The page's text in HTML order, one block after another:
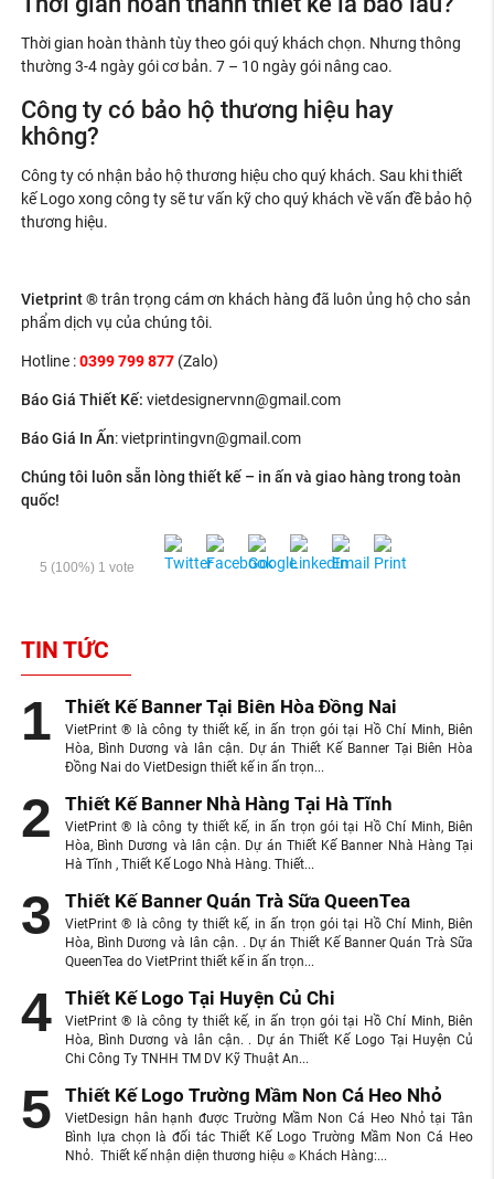
Thời gian hoàn thành tùy theo gói quý khách chọn. Nhưng thông
thường 3-4 ngày gói cơ bản. 7 – 10 ngày gói nâng cao.
Công ty có bảo hộ thương hiệu hay
không?
Công ty có nhận bảo hộ thương hiệu cho quý khách. Sau khi thiết
kế Logo xong công ty sẽ tư vấn kỹ cho quý khách về vấn đề bảo hộ
thương hiệu.
Vietprint ®trân trọng cám ơn khách hàng đã luôn ủng hộ cho sản
phẩm dịch vụ của chúng tôi.
Hotline :0399 799 877 (Zalo)
Báo Giá Thiết Kế: vietdesignervnn@gmail.com
Báo Giá In Ấn: vietprintingvn@gmail.com
Chúng tôi luôn sẵn lòng thiết kế – in ấn và giao hàng trong toàn
quốc!
5 (100%) 1 vote
TIN TỨC
Thiết Kế Banner Tại Biên Hòa Đồng Nai
VietPrint ® là công ty thiết kế, in ấn trọn gói tại Hồ Chí Minh, Biên
Hòa, Bình Dương và lân cận. Dự án Thiết Kế Banner Tại Biên Hòa
Đồng Nai do VietDesign thiết kế in ấn trọn...
Thiết Kế Banner Nhà Hàng Tại Hà Tĩnh
VietPrint ® là công ty thiết kế, in ấn trọn gói tại Hồ Chí Minh, Biên
Hòa, Bình Dương và lân cận. Dự án Thiết Kế Banner Nhà Hàng Tại
Hà Tĩnh , Thiết Kế Logo Nhà Hàng. Thiết...
Thiết Kế Banner Quán Trà Sữa QueenTea
VietPrint ® là công ty thiết kế, in ấn trọn gói tại Hồ Chí Minh, Biên
Hòa, Bình Dương và lân cận. . Dự án Thiết Kế Banner Quán Trà Sữa
QueenTea do VietPrint thiết kế in ấn trọn...
Thiết Kế Logo Tại Huyện Củ Chi
VietPrint ® là công ty thiết kế, in ấn trọn gói tại Hồ Chí Minh, Biên
Hòa, Bình Dương và lân cận. . Dự án Thiết Kế Logo Tại Huyện Củ
Chi Công Ty TNHH TM DV Kỹ Thuật An...
Thiết Kế Logo Trường Mầm Non Cá Heo Nhỏ
VietDesign hân hạnh được Trường Mầm Non Cá Heo Nhỏ tại Tân
Bình lựa chọn là đối tác Thiết Kế Logo Trường Mầm Non Cá Heo
Nhỏ. Thiết kế nhận diện thương hiệu ๏ Khách Hàng:...